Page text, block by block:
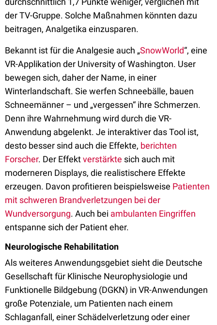
der TV-Gruppe. Solche Maßnahmen könnten dazu
beitragen, Analgetika einzusparen.
Bekannt ist für die Analgesie auch „SnowWorld“, eine
VR-Applikation der University of Washington. User
bewegen sich, daher der Name, in einer
Winterlandschaft. Sie werfen Schneebälle, bauen
Schneemänner – und „vergessen“ ihre Schmerzen.
Denn ihre Wahrnehmung wird durch die VR-
Anwendung abgelenkt. Je interaktiver das Tool ist,
desto besser sind auch die Effekte, berichten
Forscher. Der Effektverstärkte sich auch mit
moderneren Displays, die realistischere Effekte
erzeugen. Davon profitieren beispielsweise Patienten
mit schweren Brandverletzungen bei der
Wundversorgung. Auch bei ambulanten Eingriffen
entspanne sich der Patient eher.
Neurologische Rehabilitation
Als weiteres Anwendungsgebiet sieht die Deutsche
Gesellschaft für Klinische Neurophysiologie und
Funktionelle Bildgebung (DGKN) in VR-Anwendungen
große Potenziale, um Patienten nach einem
Schlaganfall, einer Schädelverletzung oder einer